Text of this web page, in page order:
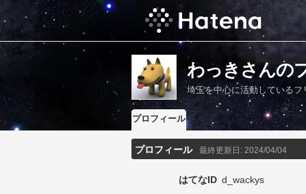
わっきさんの
埼玉を中心に活動している
プロフィール
プロフィール 最終更新日: 2024/04/04
はてなID d_wackys